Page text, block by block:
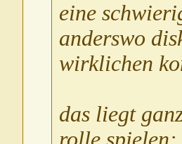
GastAW: Treppensteigen
Claudia05021974
AW:
Gast AW:
ChappyxxsAW:
CHIMBAZI
eine
anderswo
wirklichen
das liegt